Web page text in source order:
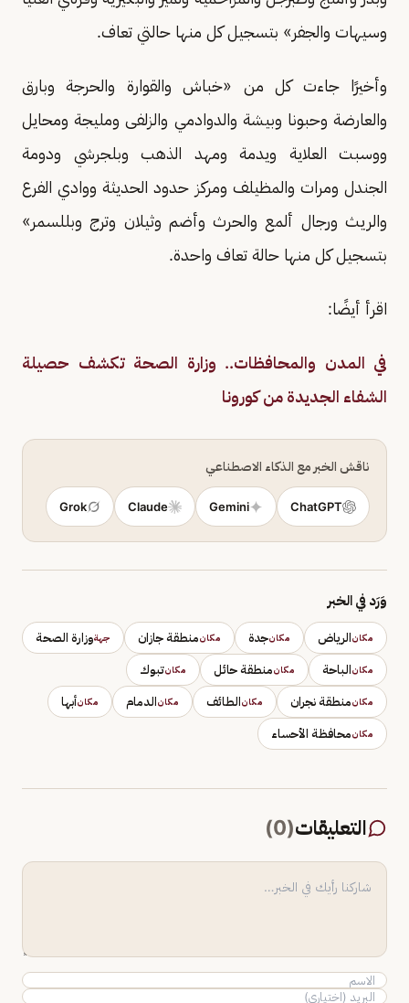
وسيهات والجفر» بتسجيل كل منها حالتي تعاف.
وأخيرًا جاءت كل من «خباش والقوارة والحرجة وبارق
والعارضة وحبونا وبيشة والدوادمي والزلفى ومليجة ومحايل
ووسبت العلاية ويدمة ومهد الذهب وبلجرشي ودومة
الجندل ومرات والمظيلف ومركز حدود الحديثة ووادي الفرع
والريث ورجال ألمع والحرث وأضم وثيلان وترج وبللسمر»
بتسجيل كل منها حالة تعاف واحدة.
اقرأ أيضًا:
في المدن والمحافظات.. وزارة الصحة تكشف حصيلة
الشفاء الجديدة من كورونا
ناقش الخبر مع الذكاء الاصطناعي
ChatGPT
Gemini
Claude
Grok
وَرَد في الخبر
مكانالرياض مكانجدة مكانمنطقة جازان جهةوزارة الصحة
مكانالباحة مكانمنطقة حائل مكانتبوك
مكانمنطقة نجران مكانالطائف مكانالدمام مكانأبها
مكانمحافظة الأحساء
التعليقات(
0
)